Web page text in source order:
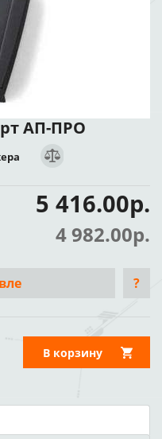
АП-ПРО
5 416.00р.
4 982.00р.
?
В корзину